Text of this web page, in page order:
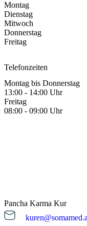
Montag
Dienstag
Mitwoch
Donnerstag
Freitag
Telefonzeiten
Montag bis Donnerstag
13:00 - 14:00 Uhr
Freitag
08:00 - 09:00 Uhr
Pancha Karma Kur